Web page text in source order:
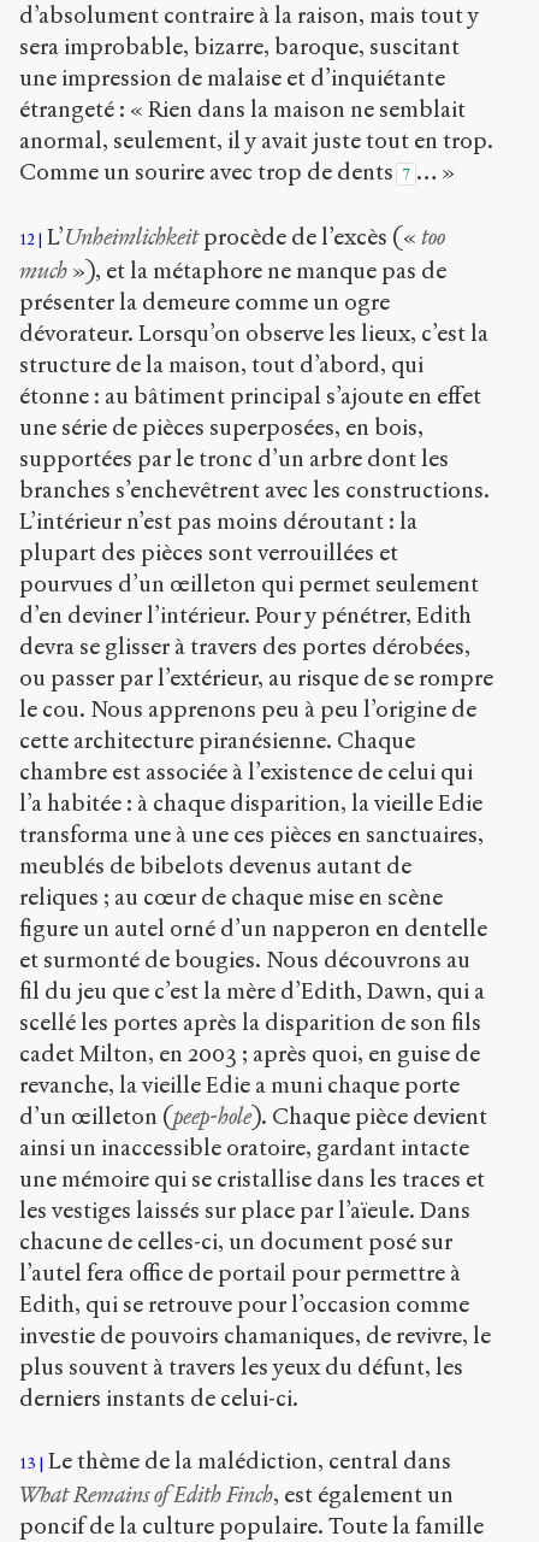
d’absolument contraire à la raison, mais tout y
sera improbable, bizarre, baroque, suscitant
une impression de malaise et d’inquiétante
étrangeté : « Rien dans la maison ne semblait
anormal, seulement, il y avait juste tout en trop.
Comme un sourire avec trop de dents 7 … »
12 L’Unheimlichkeitprocède de l’excès (« too
much »), et la métaphore ne manque pas de
présenter la demeure comme un ogre
dévorateur. Lorsqu’on observe les lieux, c’est la
structure de la maison, tout d’abord, qui
étonne : au bâtiment principal s’ajoute en effet
une série de pièces superposées, en bois,
supportées par le tronc d’un arbre dont les
branches s’enchevêtrent avec les constructions.
L’intérieur n’est pas moins déroutant : la
plupart des pièces sont verrouillées et
pourvues d’un œilleton qui permet seulement
d’en deviner l’intérieur. Pour y pénétrer, Edith
devra se glisser à travers des portes dérobées,
ou passer par l’extérieur, au risque de se rompre
le cou. Nous apprenons peu à peu l’origine de
cette architecture piranésienne. Chaque
chambre est associée à l’existence de celui qui
l’a habitée : à chaque disparition, la vieille Edie
transforma une à une ces pièces en sanctuaires,
meublés de bibelots devenus autant de
reliques ; au cœur de chaque mise en scène
figure un autel orné d’un napperon en dentelle
et surmonté de bougies. Nous découvrons au
fil du jeu que c’est la mère d’Edith, Dawn, qui a
scellé les portes après la disparition de son fils
cadet Milton, en 2003 ; après quoi, en guise de
revanche, la vieille Edie a muni chaque porte
d’un œilleton (peep-hole). Chaque pièce devient
ainsi un inaccessible oratoire, gardant intacte
une mémoire qui se cristallise dans les traces et
les vestiges laissés sur place par l’aïeule. Dans
chacune de celles-ci, un document posé sur
l’autel fera office de portail pour permettre à
Edith, qui se retrouve pour l’occasion comme
investie de pouvoirs chamaniques, de revivre, le
plus souvent à travers les yeux du défunt, les
derniers instants de celui-ci.
13
Le thème de la malédiction, central dans
What Remains of Edith Finch, est également un
poncif de la culture populaire. Toute la famille